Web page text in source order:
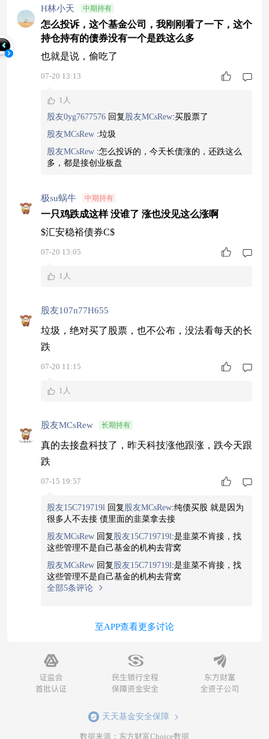
H林小天 中期持有
怎么投诉，这个基金公司，我刚刚看了一下，这个
持仓持有的债券没有一个是跌这么多
也就是说，偷吃了
07-20 13:13
1人
股友0yg7677576 回复 股友MCsRew:买股票了
股友MCsRew :垃圾
股友MCsRew :怎么投诉的，今天长债涨的，还跌这么
多，都是接创业板盘
极su蜗牛 中期持有
一只鸡跌成这样 没谁了 涨也没见这么涨啊
$汇安稳裕债券C$
07-20 13:05
1人
股友107n77H655
垃圾，绝对买了股票，也不公布，没法看每天的长
跌
07-20 11:15
1人
股友MCsRew 长期持有
真的去接盘科技了，昨天科技涨他跟涨，跌今天跟
跌
07-15 19:57
股友15C719719l 回复 股友MCsRew:纯债买股 就是因为
很多人不去接 债里面的韭菜拿去接
股友MCsRew 回复 股友15C719719l:是韭菜不肯接，找
这些管理不是自己基金的机构去背窝
股友MCsRew 回复 股友15C719719l:是韭菜不肯接，找
这些管理不是自己基金的机构去背窝
全部5条评论
至APP查看更多讨论
天天基金安全保障
数据来源：东方财富Choice数据